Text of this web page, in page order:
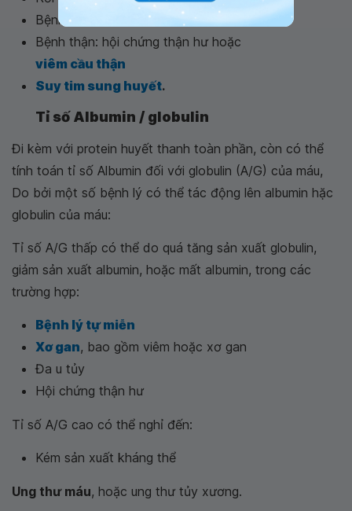
Bệnh gan
Bệnh thận: hội chứng thận hư hoặc
viêm cầu thận
Suy tim sung huyết.
Tỉ số Albumin / globulin
Đi kèm với protein huyết thanh toàn phần, còn có thể
tính toán tỉ số Albumin đối với globulin (A/G) của máu,
Do bởi một số bệnh lý có thể tác động lên albumin hặc
globulin của máu:
Tỉ số A/G thấp có thể do quá tăng sản xuất globulin,
giảm sản xuất albumin, hoặc mất albumin, trong các
trường hợp:
Bệnh lý tự miễn
Xơ gan, bao gồm viêm hoặc xơ gan
Đa u tủy
Hội chứng thận hư
Tỉ số A/G cao có thể nghỉ đến:
Kém sản xuất kháng thể
Ung thư máu, hoặc ung thư tủy xương.